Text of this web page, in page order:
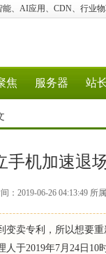
能、AI应用、CDN、行业
焦 服务器 站
手机加速退
：2019-06-26 04:13:49
变卖专利，所以想要
于2019年7月24日